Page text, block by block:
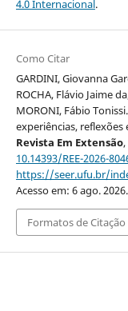
4.0 Internacional .
Como Citar
GARDINI, Giovanna
ROCHA, Flávio Jaime
MORONI, Fábio
experiências,
Revista Em Extensão
10.14393/REE-2026-
https://seer.ufu.br/
Acesso em: 6 ago. 2026.
Formatos de Citação